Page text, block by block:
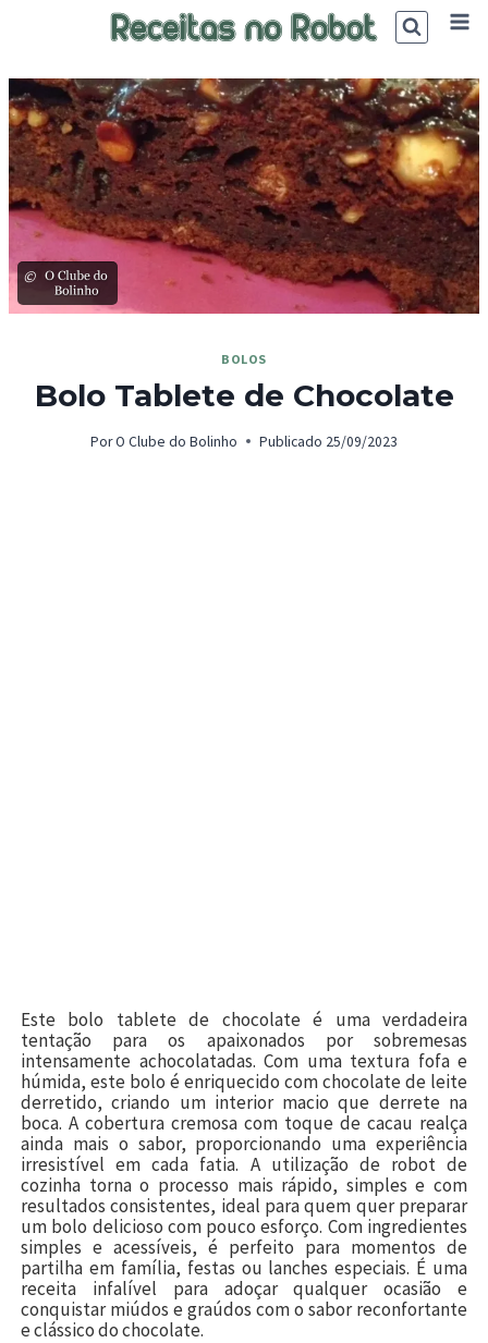
©
BOLOS
Bolo Tablete de Chocolate
PorO Clube do Bolinho Publicado 25/09/2023
Este bolo tablete de chocolate é uma verdadeira
tentação para os apaixonados por sobremesas
intensamente achocolatadas. Com uma textura fofa e
húmida, este bolo é enriquecido com chocolate de leite
derretido, criando um interior macio que derrete na
boca. A cobertura cremosa com toque de cacau realça
ainda mais o sabor, proporcionando uma experiência
irresistível em cada fatia. A utilização de robot de
cozinha torna o processo mais rápido, simples e com
resultados consistentes, ideal para quem quer preparar
um bolo delicioso com pouco esforço. Com ingredientes
simples e acessíveis, é perfeito para momentos de
partilha em família, festas ou lanches especiais. É uma
receita infalível para adoçar qualquer ocasião e
conquistar miúdos e graúdos com o sabor reconfortante
e clássico do chocolate.